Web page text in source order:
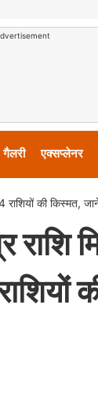
गैलरी एक्सप्लेनर
की किस्मत,